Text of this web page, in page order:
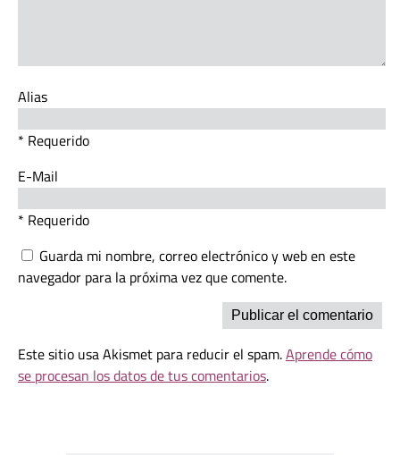
Alias
* Requerido
E-Mail
* Requerido
Guarda mi nombre, correo electrónico y web en este
navegador para la próxima vez que comente.
Este sitio usa Akismet para reducir el spam.Aprende cómo
se procesan los datos de tus comentarios.